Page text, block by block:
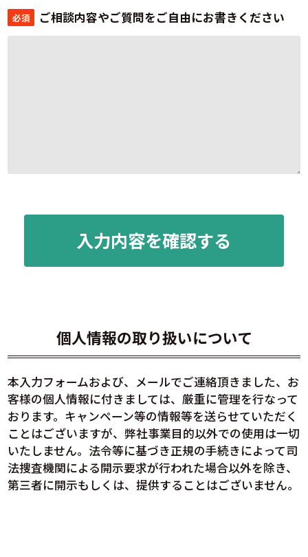
必須 ご相談内容やご質問をご自由にお書きください
個人情報の取り扱いについて
本入力フォームおよび、メールでご連絡頂きました、お
客様の個人情報に付きましては、厳重に管理を行なって
おります。キャンペーン等の情報等を送らせていただく
ことはございますが、弊社事業目的以外での使用は一切
いたしません。法令等に基づき正規の手続きによって司
法捜査機関による開示要求が行われた場合以外を除き、
第三者に開示もしくは、提供することはございません。